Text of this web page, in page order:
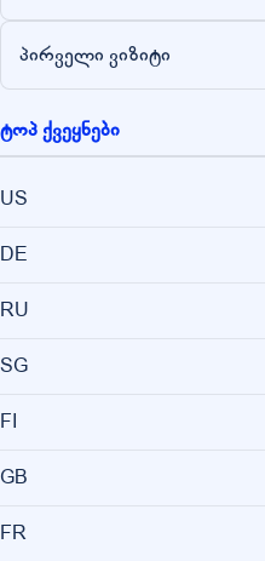
პირველი ვიზიტი
ტოპ ქვეყნები
US
DE
RU
SG
FI
GB
FR